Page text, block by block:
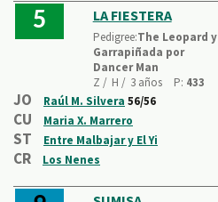
5 LA FIESTERA
Pedigree:The Leopard y
Garrapiñada por
Dancer Man
Z / H / 3 años P: 433
JO Raúl M. Silvera 56/56
CU Maria X. Marrero
ST Entre Malbajar y El Yi
CR Los Nenes